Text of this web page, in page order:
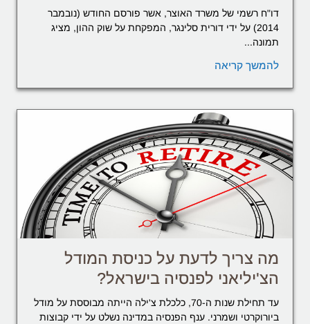
דו"ח רשמי של משרד האוצר, אשר פורסם החודש (נובמבר
2014) על ידי דורית סלינגר, המפקחת על שוק ההון, מציג
תמונה...
להמשך קריאה
מה צריך לדעת על כניסת המודל
הצ'יליאני לפנסיה בישראל?
עד תחילת שנות ה-70, כלכלת צ'ילה הייתה מבוססת על מודל
ביורוקרטי ושמרני. ענף הפנסיה במדינה נשלט על ידי קבוצות